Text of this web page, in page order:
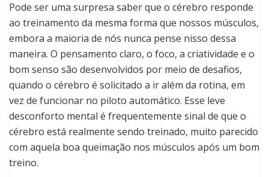
Pode ser uma surpresa saber que o cérebro responde
ao treinamento da mesma forma que nossos músculos,
embora a maioria de nós nunca pense nisso dessa
maneira. O pensamento claro, o foco, a criatividade e o
bom senso são desenvolvidos por meio de desafios,
quando o cérebro é solicitado a ir além da rotina, em
vez de funcionar no piloto automático. Esse leve
desconforto mental é frequentemente sinal de que o
cérebro está realmente sendo treinado, muito parecido
com aquela boa queimação nos músculos após um bom
treino.